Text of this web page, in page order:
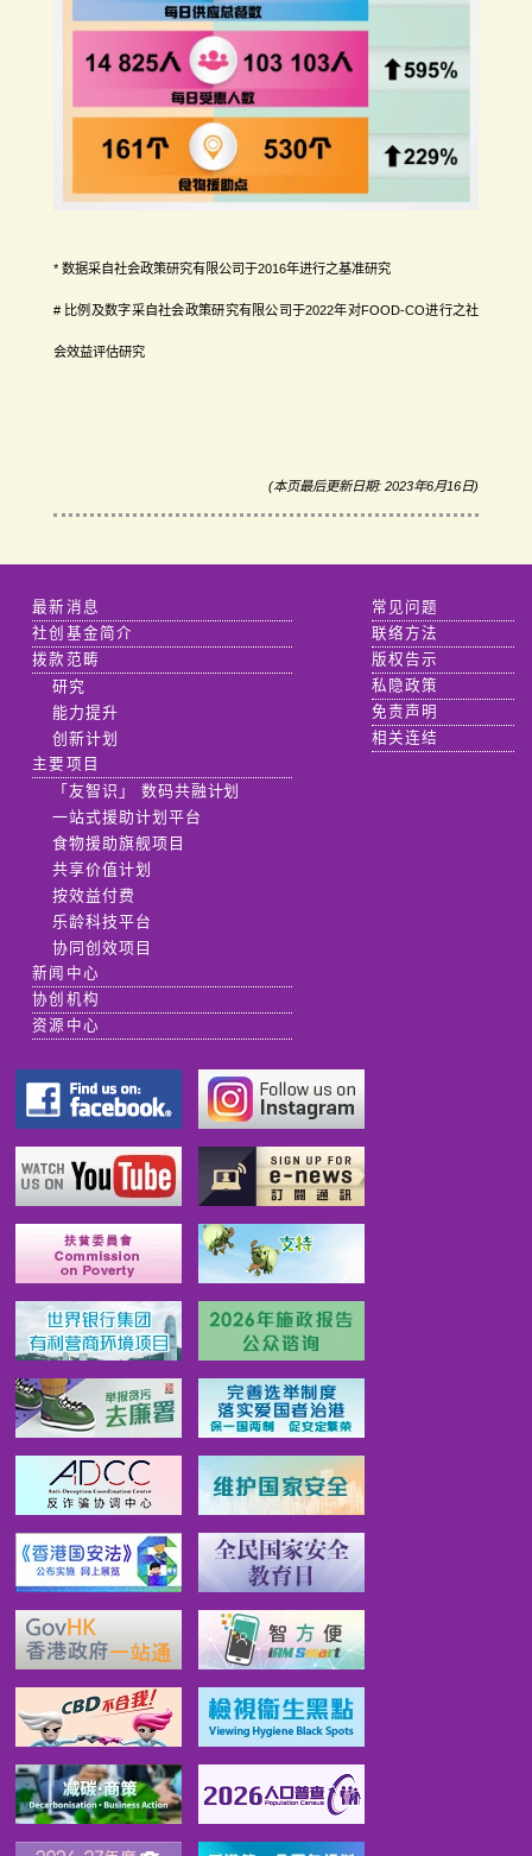
* 数据采自社会政策研究有限公司于2016年进行之基准研究
# 比例及数字采自社会政策研究有限公司于2022年对FOOD-CO进行之社
会效益评估研究
(本页最后更新日期: 2023年6月16日)
最新消息
社创基金简介
拨款范畴
研究
能力提升
创新计划
主要项目
「友智识」 数码共融计划
一站式援助计划平台
食物援助旗舰项目
共享价值计划
按效益付费
乐龄科技平台
协同创效项目
新闻中心
协创机构
资源中心
常见问题
联络方法
版权告示
私隐政策
免责声明
相关连结